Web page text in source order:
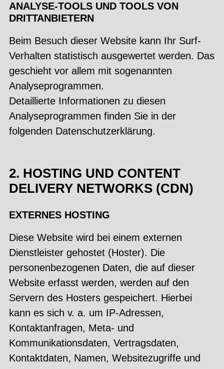
ANALYSE-TOOLS UND TOOLS VON
DRITTANBIETERN
Beim Besuch dieser Website kann Ihr Surf-
Verhalten statistisch ausgewertet werden. Das
geschieht vor allem mit sogenannten
Analyseprogrammen.
Detaillierte Informationen zu diesen
Analyseprogrammen finden Sie in der
folgenden Datenschutzerklärung.
2. HOSTING UND CONTENT
DELIVERY NETWORKS (CDN)
EXTERNES HOSTING
Diese Website wird bei einem externen
Dienstleister gehostet (Hoster). Die
personenbezogenen Daten, die auf dieser
Website erfasst werden, werden auf den
Servern des Hosters gespeichert. Hierbei
kann es sich v. a. um IP-Adressen,
Kontaktanfragen, Meta- und
Kommunikationsdaten, Vertragsdaten,
Kontaktdaten, Namen, Websitezugriffe und